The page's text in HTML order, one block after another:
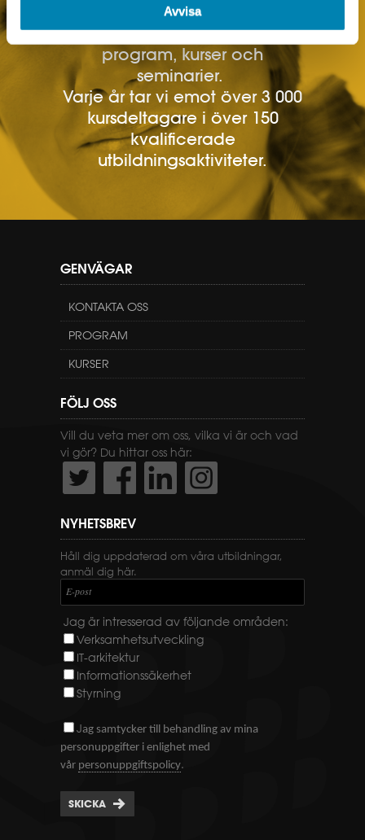
Avvisa
Vi erbjuder öppna och
företagsinterna certifierade
program, kurser och
seminarier.
Varje år tar vi emot över 3 000
kursdeltagare i över 150
kvalificerade
utbildningsaktiviteter.
GENVÄGAR
KONTAKTA OSS
PROGRAM
KURSER
FÖLJ OSS
Vill du veta mer om oss, vilka vi är och vad
vi gör? Du hittar oss här:
NYHETSBREV
Håll dig uppdaterad om våra utbildningar,
anmäl dig här.
E-post
Jag är intresserad av följande områden:
Verksamhetsutveckling
IT-arkitektur
Informationssäkerhet
Styrning
Jag samtycker till behandling av mina
personuppgifter i enlighet med
vår personuppgiftspolicy.
SKICKA